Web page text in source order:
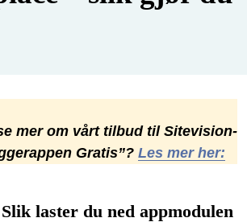
mer om vårt tilbud til Sitevision-
Gratis”? Les mer her:
laster du ned appmodulen